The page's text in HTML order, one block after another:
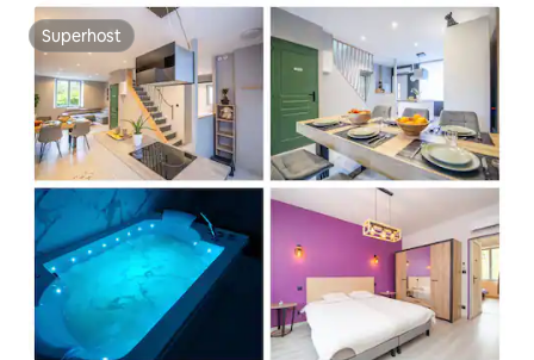
Superhost
Superhost